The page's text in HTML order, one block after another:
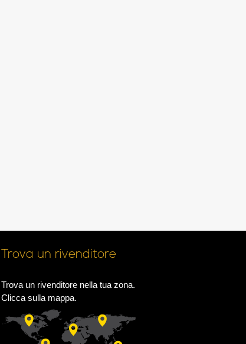
Trova un rivenditore
Trova un rivenditore nella tua zona.
Clicca sulla mappa.